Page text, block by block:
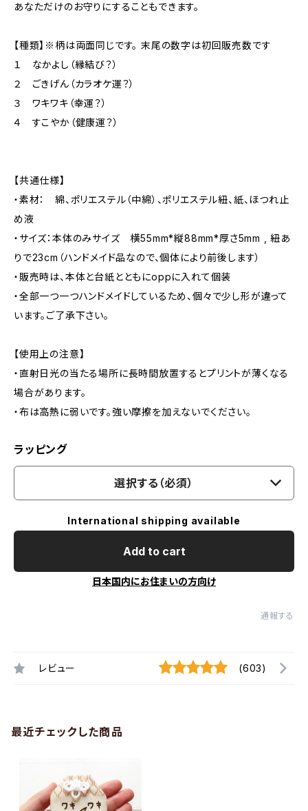
あなただけのお守りにすることもできます。
【種類】※柄は両面同じです。 末尾の数字は初回販売数です
１ なかよし（縁結び？）
２ ごきげん（カラオケ運？）
３ ワキワキ（幸運？）
４ すこやか（健康運？）
【共通仕様】
・素材： 綿、ポリエステル（中綿）、ポリエステル紐、紙、ほつれ止
め液
・サイズ：本体のみサイズ 横55mm*縦88mm*厚さ5mm , 紐あ
りで23cm（ハンドメイド品なので、個体により前後します）
・販売時は、本体と台紙とともにoppに入れて個装
・全部一つ一つハンドメイドしているため、個々で少し形が違って
います。ご了承下さい。
【使用上の注意】
・直射日光の当たる場所に長時間放置するとプリントが薄くなる
場合があります。
・布は高熱に弱いです。強い摩擦を加えないでください。
ラッピング
選択する（必須）
International shipping available
Add to cart
日本国内にお住まいの方向け
通報する
レビュー (603)
最近チェックした商品